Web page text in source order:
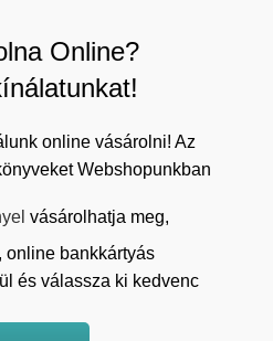
Online?
online vásárolni! Az
Webshopunkban
vásárolhatja meg,
online bankkártyás
és válassza ki kedvenc